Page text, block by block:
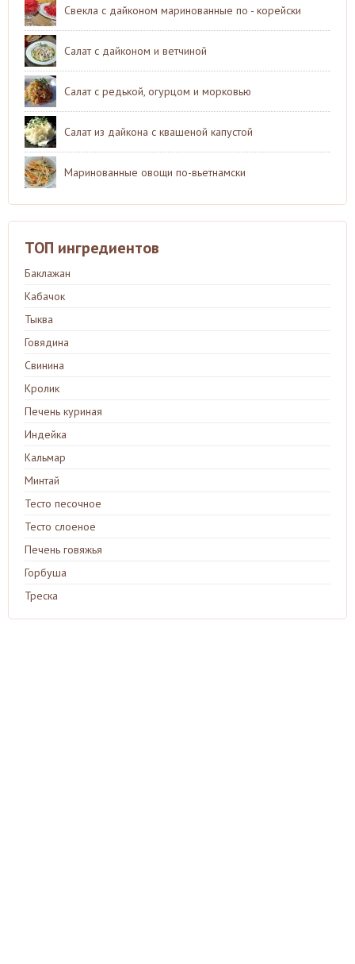
Свекла с дайконом маринованные по - корейски
Салат с дайконом и ветчиной
Салат с редькой, огурцом и морковью
Салат из дайкона с квашеной капустой
Маринованные овощи по-вьетнамски
ТОП ингредиентов
Баклажан
Кабачок
Тыква
Говядина
Свинина
Кролик
Печень куриная
Индейка
Кальмар
Минтай
Тесто песочное
Тесто слоеное
Печень говяжья
Горбуша
Треска